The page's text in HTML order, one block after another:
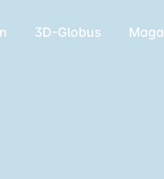
3D-Globus